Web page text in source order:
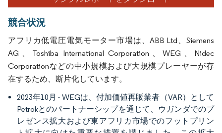
競合状況
アフリカ低電圧電気モーター市場は、ABB Ltd、Siemens
AG、Toshiba International Corporation、WEG、Nidec
Corporationなどの中小規模および大規模プレーヤーが存
在するため、断片化しています。
2023年10月 - WEGは、付加価値再販業者（VAR）として
Petrokとのパートナーシップを通じて、ウガンダでのプ
レゼンス拡大および東アフリカ市場でのフットプリン